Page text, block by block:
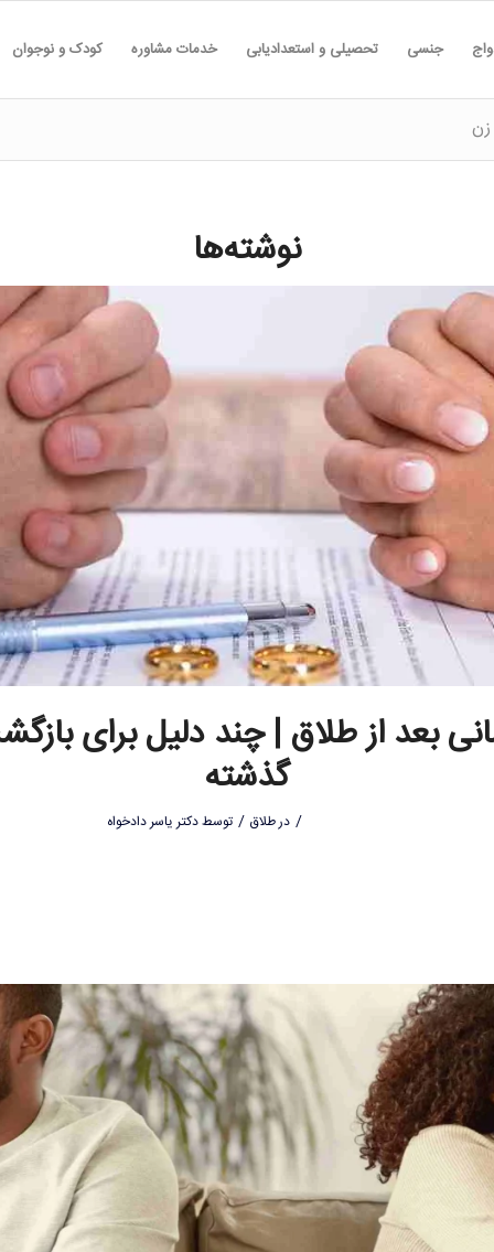
جنسی تحصیلی و استعدادیابی خدمات مشاوره کودک و نوجوان
نوشته‌ها
بعد از طلاق | چند دلیل برای
گذشته
/ درطلاق / توسطدکتر یاسر دادخواه